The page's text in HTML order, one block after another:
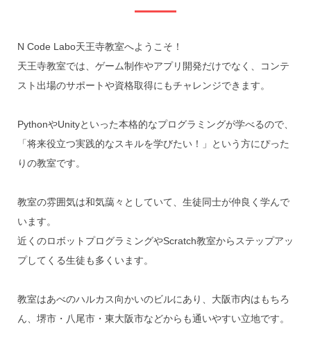
N Code Labo天王寺教室へようこそ！
天王寺教室では、ゲーム制作やアプリ開発だけでなく、コンテ
スト出場のサポートや資格取得にもチャレンジできます。
PythonやUnityといった本格的なプログラミングが学べるので、
「将来役立つ実践的なスキルを学びたい！」という方にぴった
りの教室です。
教室の雰囲気は和気藹々としていて、生徒同士が仲良く学んで
います。
近くのロボットプログラミングやScratch教室からステップアッ
プしてくる生徒も多くいます。
教室はあべのハルカス向かいのビルにあり、大阪市内はもちろ
ん、堺市・八尾市・東大阪市などからも通いやすい立地です。